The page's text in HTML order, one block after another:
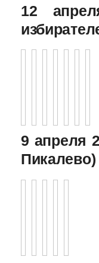
12
9 апреля
Пикалево)